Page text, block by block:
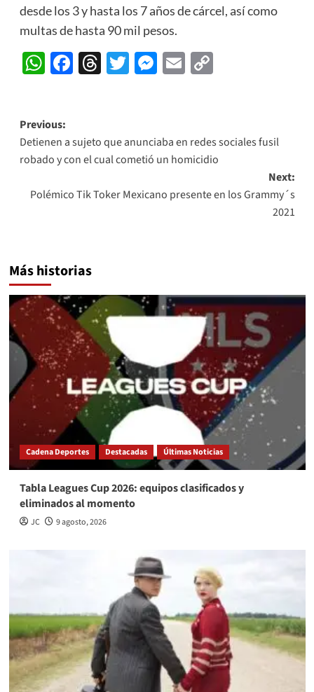
desde los 3 y hasta los 7 años de cárcel, así como
multas de hasta 90 mil pesos.
WhatsApp
Facebook
Threads
Twitter
Messenger
EmailCopy
Post
navigation
Previous:
Detienen a sujeto que anunciaba en redes sociales fusil
robado y con el cual cometió un homicidio
Next:
Polémico Tik Toker Mexicano presente en los Grammy´s
2021
Más historias
Cadena Deportes Destacadas Últimas Noticias
Tabla Leagues Cup 2026: equipos clasificados y
eliminados al momento
JC 9 agosto, 2026